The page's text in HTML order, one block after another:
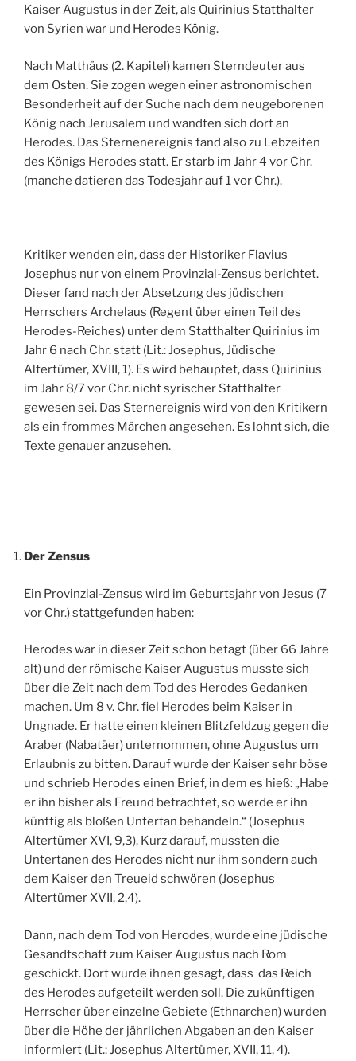
Kaiser Augustus in der Zeit, als Quirinius Statthalter
von Syrien war und Herodes König.
Nach Matthäus (2. Kapitel) kamen Sterndeuter aus
dem Osten. Sie zogen wegen einer astronomischen
Besonderheit auf der Suche nach dem neugeborenen
König nach Jerusalem und wandten sich dort an
Herodes. Das Sternenereignis fand also zu Lebzeiten
des Königs Herodes statt. Er starb im Jahr 4 vor Chr.
(manche datieren das Todesjahr auf 1 vor Chr.).
Kritiker wenden ein, dass der Historiker Flavius
Josephus nur von einem Provinzial-Zensus berichtet.
Dieser fand nach der Absetzung des jüdischen
Herrschers Archelaus (Regent über einen Teil des
Herodes-Reiches) unter dem Statthalter Quirinius im
Jahr 6 nach Chr. statt (Lit.: Josephus, Jüdische
Altertümer, XVIII, 1). Es wird behauptet, dass Quirinius
im Jahr 8/7 vor Chr. nicht syrischer Statthalter
gewesen sei. Das Sternereignis wird von den Kritikern
als ein frommes Märchen angesehen. Es lohnt sich, die
Texte genauer anzusehen.
Der Zensus
Ein Provinzial-Zensus wird im Geburtsjahr von Jesus (7
vor Chr.) stattgefunden haben:
Herodes war in dieser Zeit schon betagt (über 66 Jahre
alt) und der römische Kaiser Augustus musste sich
über die Zeit nach dem Tod des Herodes Gedanken
machen. Um 8 v. Chr. fiel Herodes beim Kaiser in
Ungnade. Er hatte einen kleinen Blitzfeldzug gegen die
Araber (Nabatäer) unternommen, ohne Augustus um
Erlaubnis zu bitten. Darauf wurde der Kaiser sehr böse
und schrieb Herodes einen Brief, in dem es hieß: „Habe
er ihn bisher als Freund betrachtet, so werde er ihn
künftig als bloßen Untertan behandeln.“ (Josephus
Altertümer XVI, 9,3). Kurz darauf, mussten die
Untertanen des Herodes nicht nur ihm sondern auch
dem Kaiser den Treueid schwören (Josephus
Altertümer XVII, 2,4).
Dann, nach dem Tod von Herodes, wurde eine jüdische
Gesandtschaft zum Kaiser Augustus nach Rom
geschickt. Dort wurde ihnen gesagt, dass das Reich
des Herodes aufgeteilt werden soll. Die zukünftigen
Herrscher über einzelne Gebiete (Ethnarchen) wurden
über die Höhe der jährlichen Abgaben an den Kaiser
informiert (Lit.: Josephus Altertümer, XVII, 11, 4).